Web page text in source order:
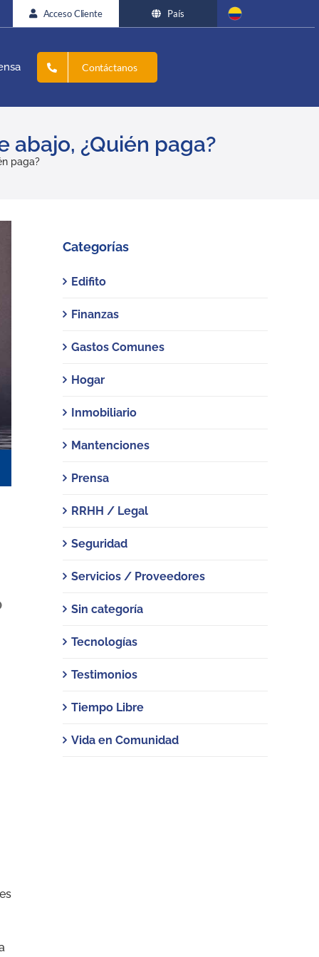
Acceso Cliente País
Contáctanos
¿Quién paga?
paga?
Categorías
Edifito
Finanzas
Gastos Comunes
Hogar
Inmobiliario
Mantenciones
Prensa
RRHH / Legal
Seguridad
Servicios / Proveedores
Sin categoría
Tecnologías
Testimonios
Tiempo Libre
Vida en Comunidad